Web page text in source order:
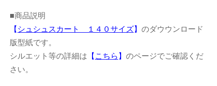
■商品説明
【 シュシュスカート １４０サイズ】 のダウウンロード
版型紙です。
シルエット等の詳細は 【 こちら 】 のページでご確認くだ
さい。